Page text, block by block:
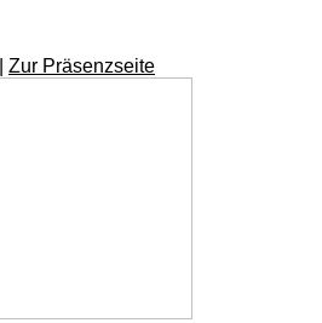
Zur Präsenzseite